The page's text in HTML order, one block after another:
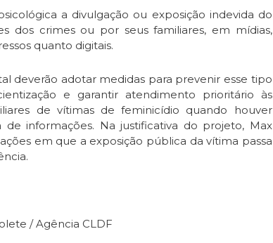
a divulgação ou exposição indevida do
dos crimes ou por seus familiares, em mídias,
quanto digitais.
deverão adotar medidas para prevenir esse tipo
e garantir atendimento prioritário às
de vítimas de feminicídio quando houver
informações. Na justificativa do projeto, Max
em que a exposição pública da vítima passa
/ Agência CLDF